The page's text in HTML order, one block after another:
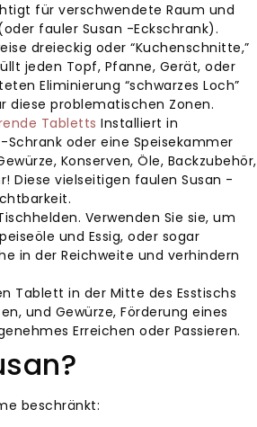
für verschwendete Raum und
fauler Susan -Eckschrank).
dreieckig oder “Kuchenschnitte,”
jeden Topf, Pfanne, Gerät, oder
Eliminierung “schwarzes Loch”
diese problematischen Zonen.
Tabletts Installiert in
oder eine Speisekammer
Konserven, Öle, Backzubehör,
Diese vielseitigen faulen Susan -
Verwenden Sie sie, um
und Essig, oder sogar
in der Reichweite und verhindern
Tablett in der Mitte des Esstischs
und Gewürze, Förderung eines
Erreichen oder Passieren.
beschränkt: